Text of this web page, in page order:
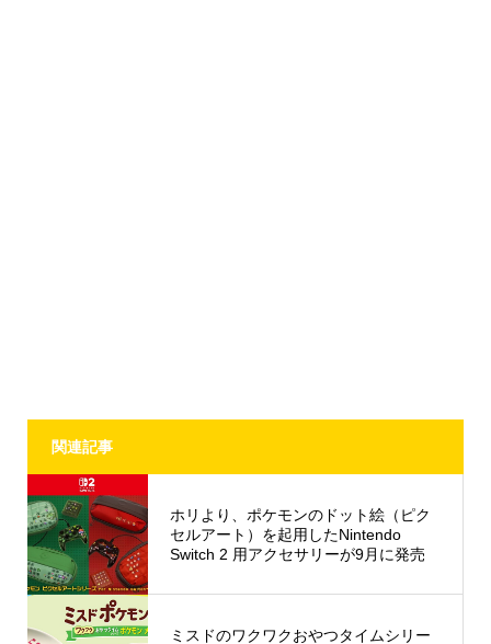
関連記事
ホリより、ポケモンのドット絵（ピク
セルアート）を起用したNintendo
Switch 2 用アクセサリーが9月に発売
ミスドのワクワクおやつタイムシリー